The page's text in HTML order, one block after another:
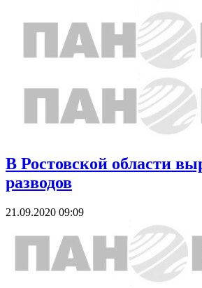
В Ростовской области
разводов
21.09.2020 09:09